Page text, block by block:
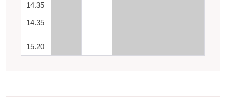
14.35
14.35
–
15.20